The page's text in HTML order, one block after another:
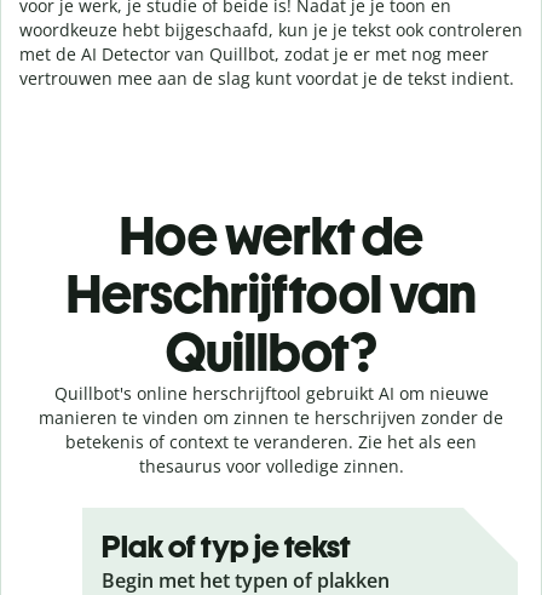
voor je werk, je studie of beide is! Nadat je je toon en
woordkeuze hebt bijgeschaafd, kun je je tekst ook controleren
met de AI Detector van Quillbot, zodat je er met nog meer
vertrouwen mee aan de slag kunt voordat je de tekst indient.
Hoe werkt de
Herschrijftool van
Quillbot?
Quillbot's online herschrijftool gebruikt AI om nieuwe
manieren te vinden om zinnen te herschrijven zonder de
betekenis of context te veranderen. Zie het als een
thesaurus voor volledige zinnen.
Plak of typ je tekst
Begin met het typen of plakken